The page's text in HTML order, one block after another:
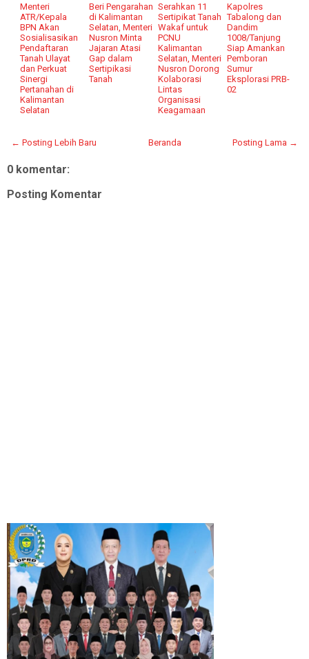
Menteri
ATR/Kepala
BPN Akan
Sosialisasikan
Pendaftaran
Tanah Ulayat
dan Perkuat
Sinergi
Pertanahan di
Kalimantan
Selatan
Beri Pengarahan
di Kalimantan
Selatan, Menteri
Nusron Minta
Jajaran Atasi
Gap dalam
Sertipikasi
Tanah
Serahkan 11
Sertipikat Tanah
Wakaf untuk
PCNU
Kalimantan
Selatan, Menteri
Nusron Dorong
Kolaborasi
Lintas
Organisasi
Keagamaan
Kapolres
Tabalong dan
Dandim
1008/Tanjung
Siap Amankan
Pemboran
Sumur
Eksplorasi PRB-
02
← Posting Lebih Baru Posting Lama →
Beranda
0 komentar:
Posting Komentar